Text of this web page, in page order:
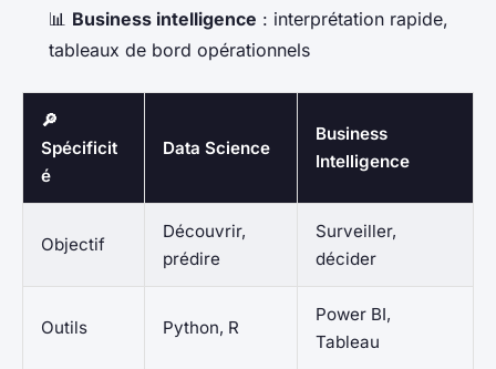
📊 Business intelligence : interprétation rapide,
tableaux de bord opérationnels
🔎
Spécificit
é
Data Science
Business
Intelligence
Objectif
Découvrir,
prédire
Surveiller,
décider
Outils Python, R
Power BI,
Tableau